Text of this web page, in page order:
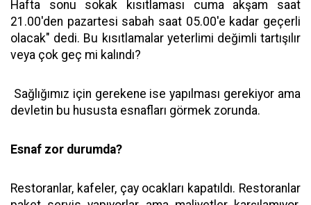
Hafta sonu sokak kısıtlaması cuma akşam saat
21.00'den pazartesi sabah saat 05.00'e kadar geçerli
olacak" dedi. Bu kısıtlamalar yeterlimi değimli tartışılır
veya çok geç mi kalındı?
Sağlığımız için gerekene ise yapılması gerekiyor ama
devletin bu hususta esnafları görmek zorunda.
Esnaf zor durumda?
Restoranlar, kafeler, çay ocakları kapatıldı. Restoranlar